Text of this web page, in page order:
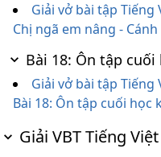
Giải vở bài tập Tiếng
Chị ngã em nâng -
Bài 18: Ôn tập cuối
Giải vở bài tập Tiếng
Bài 18: Ôn tập cuối học
Giải VBT Tiếng